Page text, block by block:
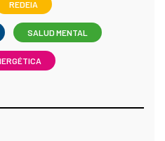
REDEIA
SALUD MENTAL